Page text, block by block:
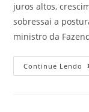
juros altos,
sobressai a
ministro da
Continue Lendo